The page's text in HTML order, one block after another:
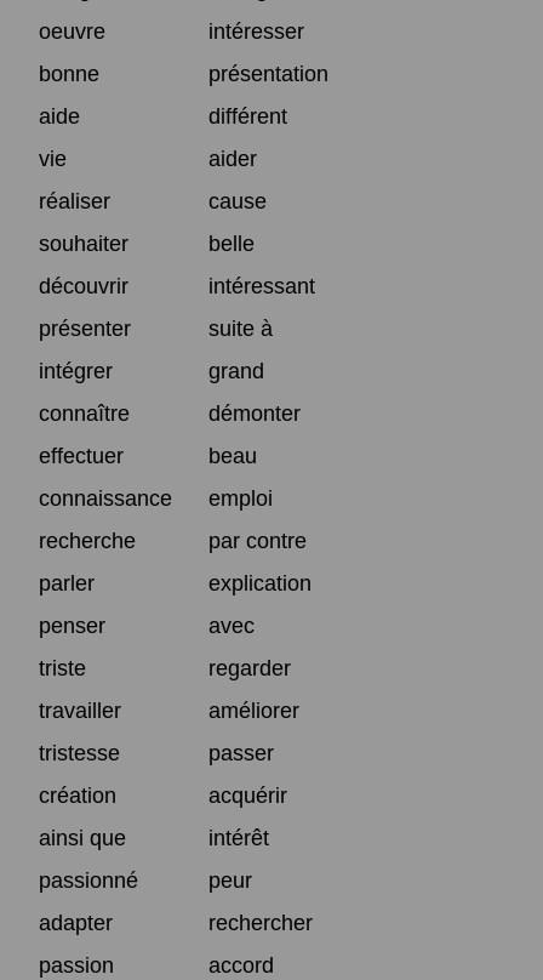
oeuvre
intéresser
bonne
présentation
aide
différent
vie
aider
réaliser
cause
souhaiter
belle
découvrir
intéressant
présenter
suite à
intégrer
grand
connaître
démonter
effectuer
beau
connaissance
emploi
recherche
par contre
parler
explication
penser
avec
triste
regarder
travailler
améliorer
tristesse
passer
création
acquérir
ainsi que
intérêt
passionné
peur
adapter
rechercher
passion
accord